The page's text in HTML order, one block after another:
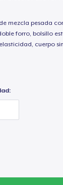
mezcla pesada
forro, bolsillo
cuerpo